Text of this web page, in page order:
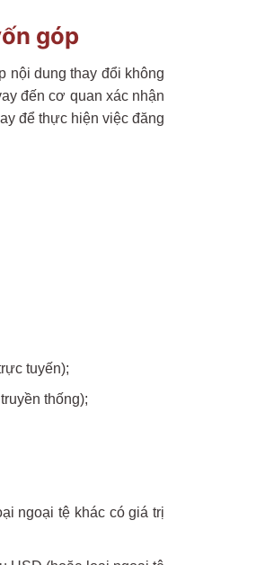
góp
nội dung thay đổi không
đến cơ quan xác nhận
để thực hiện việc đăng
tuyến);
thống);
ngoại tệ khác có giá trị